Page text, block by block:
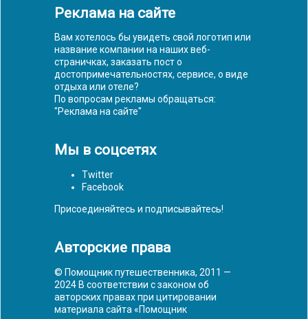
Реклама на сайте
Вам хотелось бы увидеть свой логотип или
название компании на наших веб-
страничках, заказать пост о
достопримечательностях, сервисе, о виде
отдыха или отеле?
По вопросам рекламы обращаться:
"Реклама на сайте"
Мы в соцсетях
Twitter
Facebook
Присоединяйтесь и подписывайтесь!
Авторские права
© Помощник путешественника, 2011 —
2024 В соответствии с законом об
авторских правах при цитировании
материала сайта «Помощник